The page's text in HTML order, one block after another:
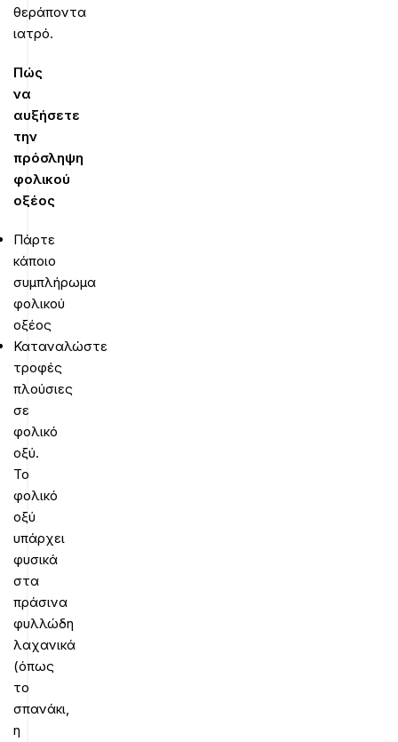
θεράποντα
ιατρό.
Πώς
να
αυξήσετε
την
πρόσληψη
φολικού
οξέος
Πάρτε
κάποιο
συμπλήρωμα
φολικού
οξέος
Καταναλώστε
τροφές
πλούσιες
σε
φολικό
οξύ.
Το
φολικό
οξύ
υπάρχει
φυσικά
στα
πράσινα
φυλλώδη
λαχανικά
(όπως
το
σπανάκι,
η